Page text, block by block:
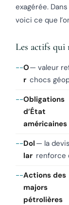
exagérée.
voici ce que
Les actifs qui
O
r
— valeur
chocs
Obligations
d’État
américaines
Dol
lar
— la
renforce
Actions des
majors
pétrolières